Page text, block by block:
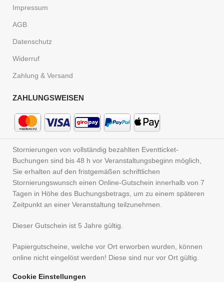
Impressum
AGB
Datenschutz
Widerruf
Zahlung & Versand
ZAHLUNGSWEISEN
Stornierungen von vollständig bezahlten Eventticket-
Buchungen sind bis 48 h vor Veranstaltungsbeginn möglich,
Sie erhalten auf den fristgemäßen schriftlichen
Stornierungswunsch einen Online-Gutschein innerhalb von 7
Tagen in Höhe des Buchungsbetrags, um zu einem späteren
Zeitpunkt an einer Veranstaltung teilzunehmen.
Dieser Gutschein ist 5 Jahre gültig.
Papiergutscheine, welche vor Ort erworben wurden, können
online nicht eingelöst werden! Diese sind nur vor Ort gültig.
Cookie Einstellungen